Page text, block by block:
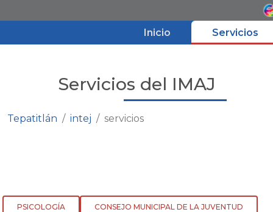
Inicio Servicios
Servicios
Servicios del IMAJ
Tepatitlán intej servicios
PSICOLOGÍA CONSEJO MUNICIPAL DE LA JUVENTUD